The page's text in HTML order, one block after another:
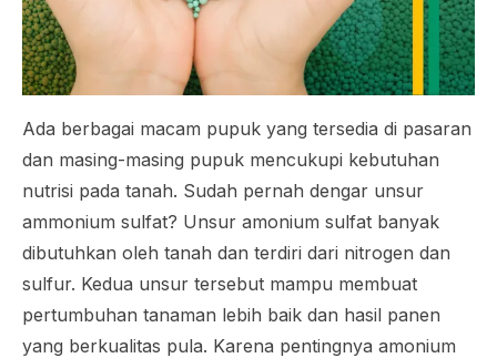
Ada berbagai macam pupuk yang tersedia di pasaran
dan masing-masing pupuk mencukupi kebutuhan
nutrisi pada tanah. Sudah pernah dengar unsur
ammonium sulfat? Unsur amonium sulfat banyak
dibutuhkan oleh tanah dan terdiri dari nitrogen dan
sulfur. Kedua unsur tersebut mampu membuat
pertumbuhan tanaman lebih baik dan hasil panen
yang berkualitas pula. Karena pentingnya amonium